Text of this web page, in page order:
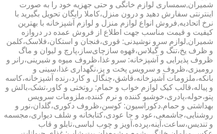
شمیران,سمساری لوازم خانگی و حتی جهزیه خود را به صورت
اینترنتی سفارش دهید و درون منزل،کاملا رایگان تحویل بگیرید با
نرخ اتحادیه,فروش انواع لوازم منزل و لوازم آشپزخانه با بهترین
کیفیت و قیمت مناسب جهت اطلاع از فروش عمده در دروازه
شمیران,لوازم سرو نوشیدنی: قوری،فنجان و استکان،فلاسک،کلمن
و ظرف یخ،تنگ و گیلاس،قهوه سازچای‌ساز،پارچ و لیوان و ماگ
ظروف پذیرایی و آشپزخانه: سرو غذا،ظروف میوه و شیرینی،رانر و
رومیزی،ظروف و سرویس پخت و پز،نگهداری غذا،سینی و
بانکه،ملزومات آشپزخانه،قاشق،چنگال و کارد،رنده آشپزخانه،کاسه
و پیاله،قالب کیک لوازم خواب و حمام: روتختی و کاور،تشک،بالش و
پتو،حوله،پادری،خوشبو کننده و نرم کننده،ملزومات سرویس
بهداشتی و حمام.دکوراسیون: کوسن،ظروف دکوری،گلدان،نور و
روشنایی،جاشمعی،عود و جا عودی،کتابخانه و شلف دیواری،مجسمه
و تندیس،ساعت،آینه،پرده،آویز و چوب لباسی،تابلو و قاب